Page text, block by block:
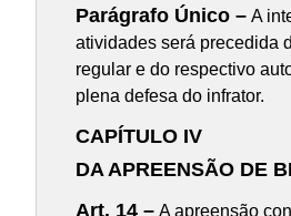
Parágrafo Único – A
atividades será precedida
regular e do respectivo
plena defesa do infrator.
CAPÍTULO IV
DA APREENSÃO DE
Art. 14 – A apreensão